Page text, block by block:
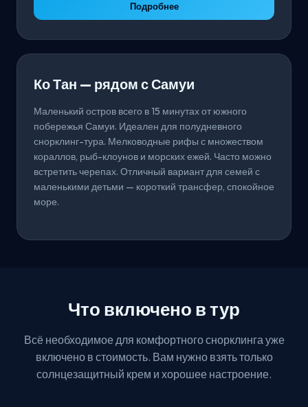
Подробнее
Ко Тан — рядом с Самуи
Маленький остров всего в 15 минутах от южного
побережья Самуи. Идеален для полудневного
снорклинг-тура. Мелководные рифы с множеством
кораллов, рыб-клоунов и морских ежей. Часто можно
встретить черепах. Отличный вариант для семей с
маленькими детьми — короткий трансфер, спокойное
море.
Что включено в тур
Всё необходимое для комфортного снорклинга уже
включено в стоимость. Вам нужно взять только
солнцезащитный крем и хорошее настроение.